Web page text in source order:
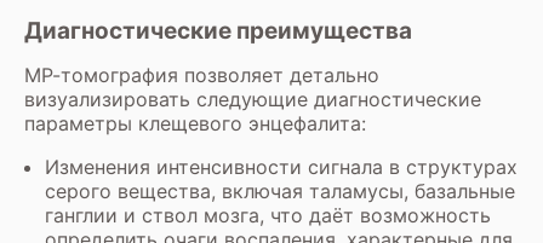
Диагностические преимущества
МР-томография позволяет детально
визуализировать следующие диагностические
параметры клещевого энцефалита:
Изменения интенсивности сигнала в структурах
серого вещества, включая таламусы, базальные
ганглии и ствол мозга, что даёт возможность